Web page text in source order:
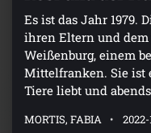
Es ist das Jahr 1979.
ihren Eltern und
Weißenburg, einem
Mittelfranken. Sie ist
Tiere liebt und
MORTIS, FABIA 2022-